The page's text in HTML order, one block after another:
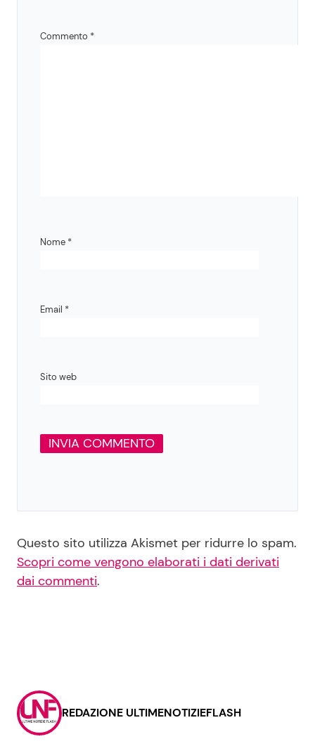
Commento *
Nome *
Email *
Sito web
Questo sito utilizza Akismet per ridurre lo spam.
Scopri come vengono elaborati i dati derivati
dai commenti.
REDAZIONE ULTIMENOTIZIEFLASH